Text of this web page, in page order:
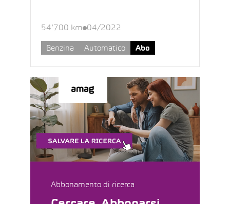
54’700 km 04/2022
Benzina Automatico Abo
Abbonamento di ricerca